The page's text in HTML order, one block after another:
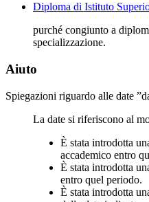
Diploma di Istituto
purché congiunto a
specializzazione.
Aiuto
Spiegazioni riguardo alle date
La date si riferiscono al
È stata introdotta
accademico entro
È stata introdotta
entro quel periodo.
È stata introdotta